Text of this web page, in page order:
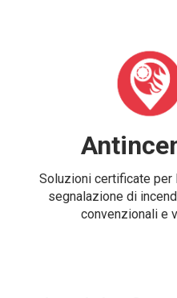
Soluzioni certificate per
segnalazione di
convenzionali e